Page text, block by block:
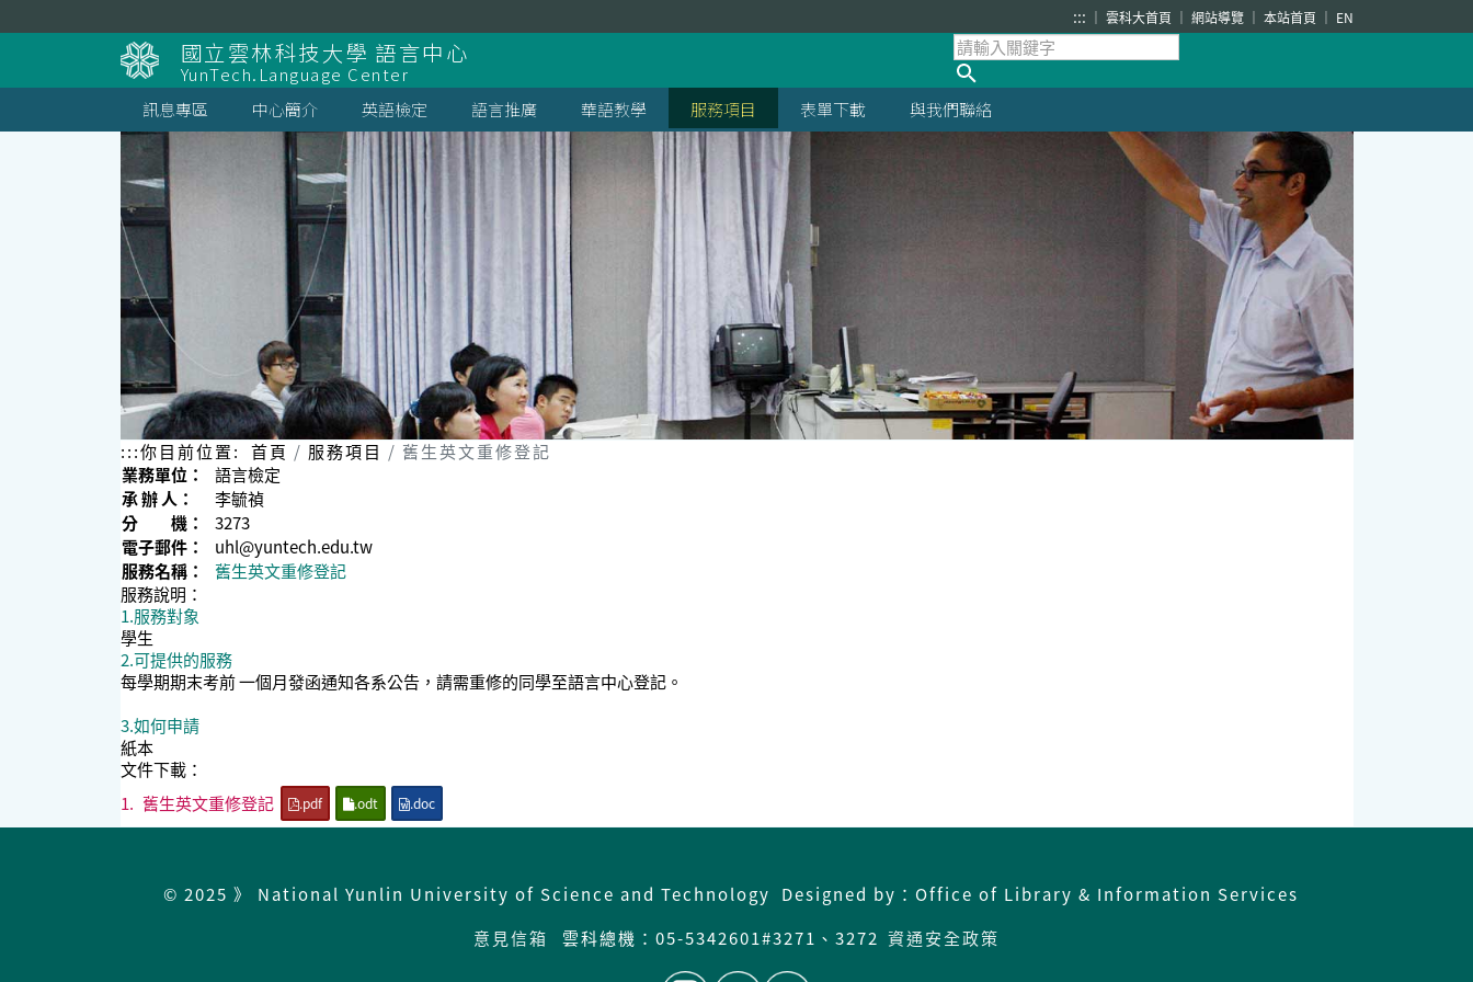
到
::: 雲科大首頁 網站導覽 本站首頁 EN
國立雲林科技大學 語言中心
YunTech.Language Center
訊息專區
中心簡介 英語檢定 語言推廣 華語教學 服務項目 表單下載 與我們聯絡
:::你目前位置: 首頁 服務項目
舊生英文重修登記
業務單位：
語言檢定
承 辦 人：
李毓禎
分 機：
3273
電子郵件：
uhl@yuntech.edu.tw
服務名稱：
舊生英文重修登記
服務說明：
1.服務對象
學生
2.可提供的服務
每學期期末考前 一個月發函通知各系公告，請需重修的同學至語言中心登記。
3.如何申請
紙本
文件下載：
1. 舊生英文重修登記 .pdf .odt .doc
© 2025 》 National Yunlin University of Science and Technology Designed by：Office of Library & Information Services
意見信箱
雲科總機：05-5342601#3271、3272 資通安全政策